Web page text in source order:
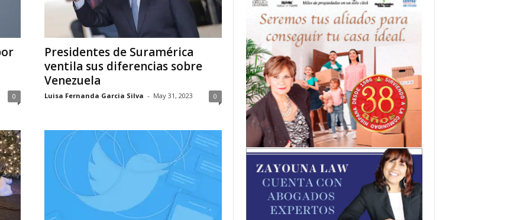
0
Presidentes de Suramérica
ventila sus diferencias sobre
Venezuela
Luisa Fernanda Garcia Silva - May 31, 2023 0